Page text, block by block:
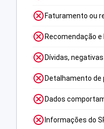
Faturamento ou
Recomendação
Dívidas,
Detalhamento
Dados
Informações do